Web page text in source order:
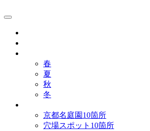
春
夏
秋
冬
京都名庭園10箇所
穴場スポット10箇所